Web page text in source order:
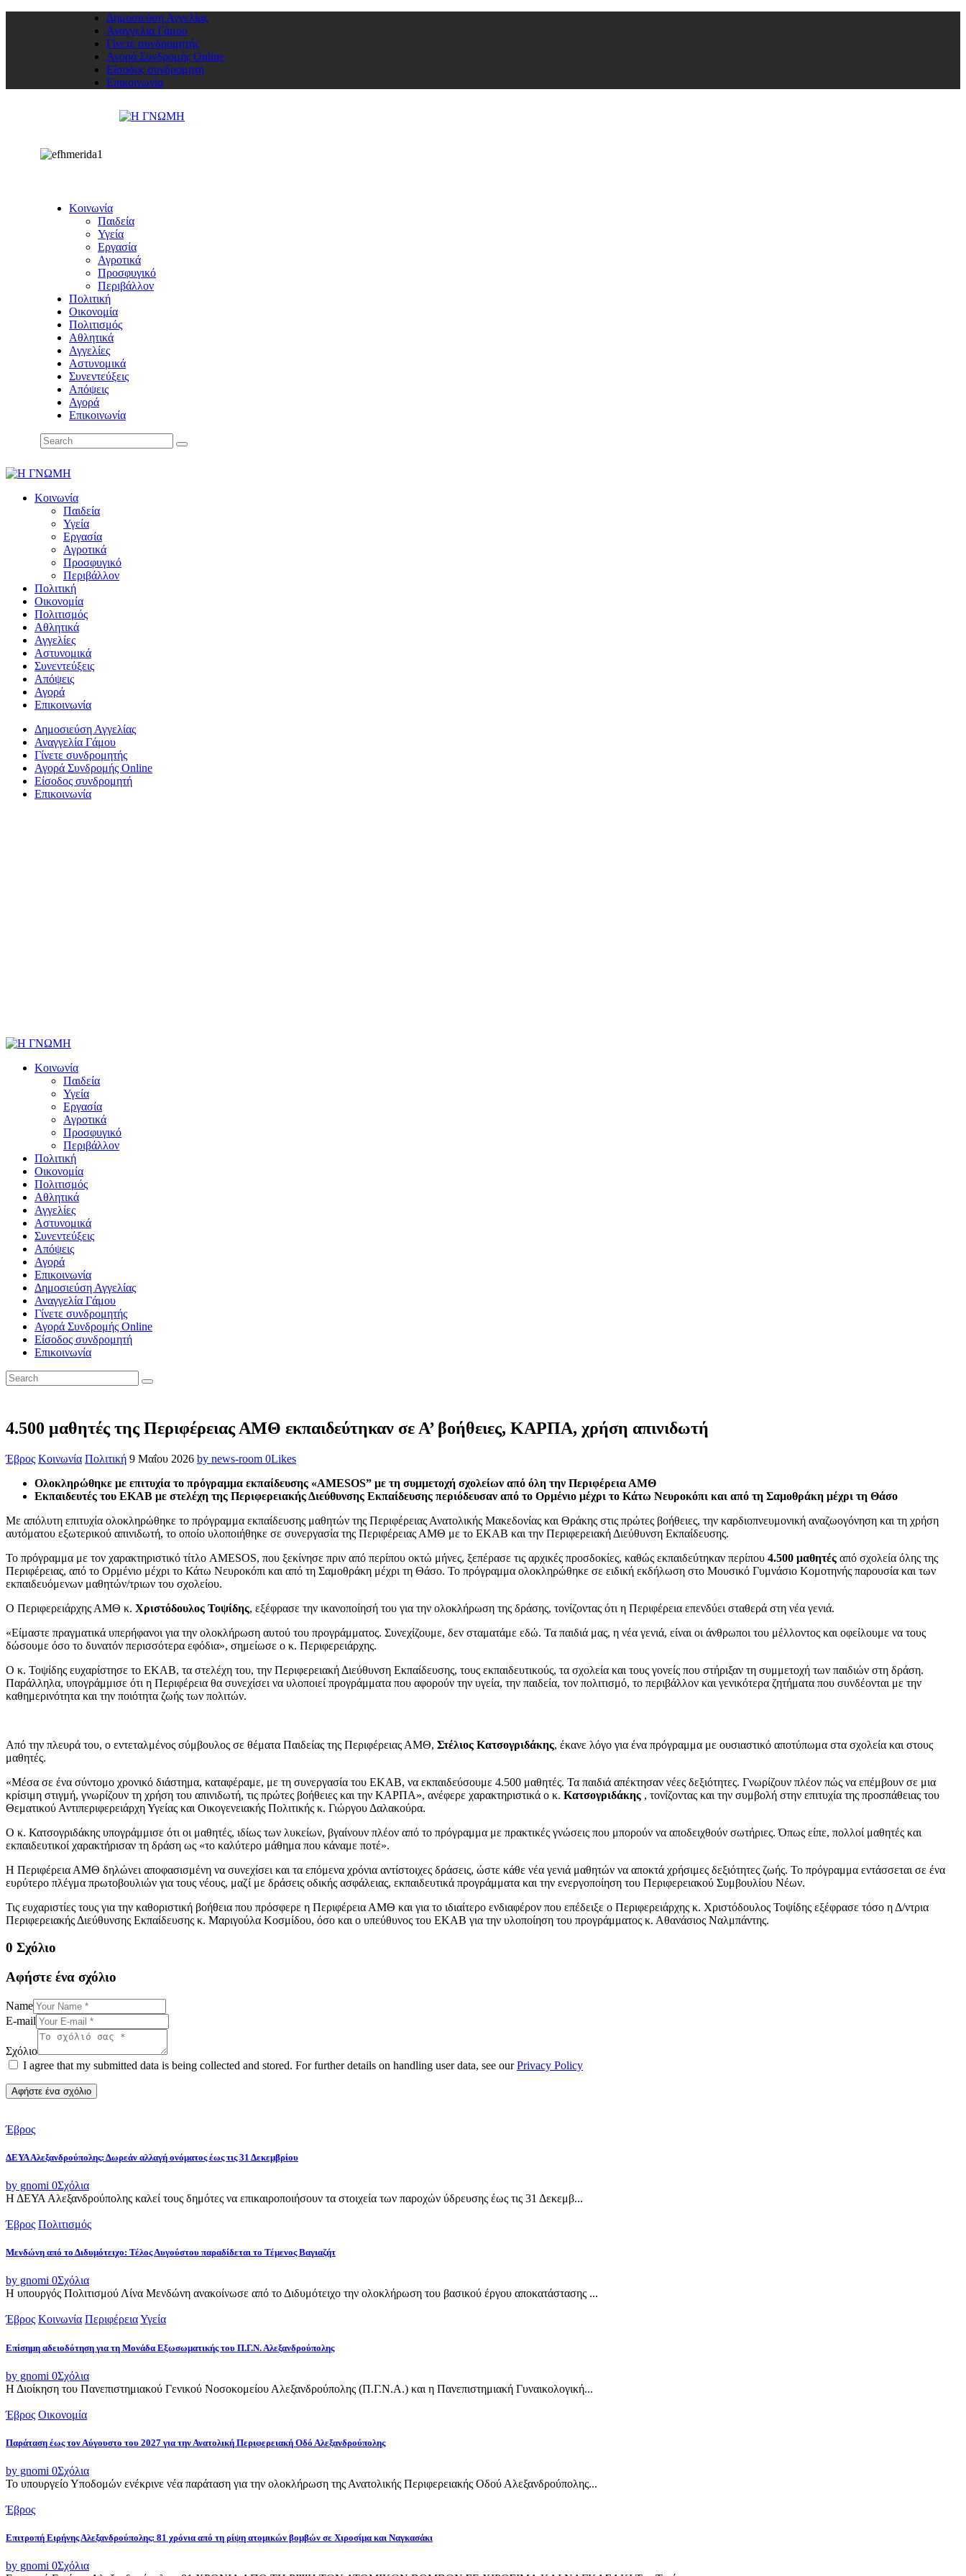
Δημοσιεύση Αγγελίας
Αναγγελία Γάμου
Γίνετε συνδρομητής
Αγορά Συνδρομής Online
Είσοδος συνδρομητή
Επικοινωνία
Κοινωνία
Παιδεία
Υγεία
Εργασία
Αγροτικά
Προσφυγικό
Περιβάλλον
Πολιτική
Οικονομία
Πολιτισμός
Αθλητικά
Αγγελίες
Αστυνομικά
Συνεντεύξεις
Απόψεις
Αγορά
Επικοινωνία
Κοινωνία
Παιδεία
Υγεία
Εργασία
Αγροτικά
Προσφυγικό
Περιβάλλον
Πολιτική
Οικονομία
Πολιτισμός
Αθλητικά
Αγγελίες
Αστυνομικά
Συνεντεύξεις
Απόψεις
Αγορά
Επικοινωνία
Δημοσιεύση Αγγελίας
Αναγγελία Γάμου
Γίνετε συνδρομητής
Αγορά Συνδρομής Online
Είσοδος συνδρομητή
Επικοινωνία
Κοινωνία
Παιδεία
Υγεία
Εργασία
Αγροτικά
Προσφυγικό
Περιβάλλον
Πολιτική
Οικονομία
Πολιτισμός
Αθλητικά
Αγγελίες
Αστυνομικά
Συνεντεύξεις
Απόψεις
Αγορά
Επικοινωνία
Δημοσιεύση Αγγελίας
Αναγγελία Γάμου
Γίνετε συνδρομητής
Αγορά Συνδρομής Online
Είσοδος συνδρομητή
Επικοινωνία
4.500 μαθητές της Περιφέρειας ΑΜΘ εκπαιδεύτηκαν σε Α’ βοήθειες, ΚΑΡΠΑ, χρήση απινιδωτή
Έβρος Κοινωνία Πολιτική 9 Μαΐου 2026 by news-room 0Likes
Ολοκληρώθηκε με επιτυχία το πρόγραμμα εκπαίδευσης «AMESOS” με τη συμμετοχή σχολείων από όλη την Περιφέρεια ΑΜΘ
Εκπαιδευτές του ΕΚΑΒ με στελέχη της Περιφερειακής Διεύθυνσης Εκπαίδευσης περιόδευσαν από το Ορμένιο μέχρι το Κάτω Νευροκόπι και από τη Σαμοθράκη μέχρι τη Θάσο
Με απόλυτη επιτυχία ολοκληρώθηκε το πρόγραμμα εκπαίδευσης μαθητών της Περιφέρειας Ανατολικής Μακεδονίας και Θράκης στις πρώτες βοήθειες, την καρδιοπνευμονική αναζωογόνηση και τη χρήση
αυτόματου εξωτερικού απινιδωτή, το οποίο υλοποιήθηκε σε συνεργασία της Περιφέρειας ΑΜΘ με το ΕΚΑΒ και την Περιφερειακή Διεύθυνση Εκπαίδευσης.
Το πρόγραμμα με τον χαρακτηριστικό τίτλο AMESOS, που ξεκίνησε πριν από περίπου οκτώ μήνες, ξεπέρασε τις αρχικές προσδοκίες, καθώς εκπαιδεύτηκαν περίπου 4.500 μαθητές από σχολεία όλης της
Περιφέρειας, από το Ορμένιο μέχρι το Κάτω Νευροκόπι και από τη Σαμοθράκη μέχρι τη Θάσο. Το πρόγραμμα ολοκληρώθηκε σε ειδική εκδήλωση στο Μουσικό Γυμνάσιο Κομοτηνής παρουσία και των
εκπαιδευόμενων μαθητών/τριων του σχολείου.
Ο Περιφερειάρχης ΑΜΘ κ. Χριστόδουλος Τοψίδης, εξέφρασε την ικανοποίησή του για την ολοκλήρωση της δράσης, τονίζοντας ότι η Περιφέρεια επενδύει σταθερά στη νέα γενιά.
«Είμαστε πραγματικά υπερήφανοι για την ολοκλήρωση αυτού του προγράμματος. Συνεχίζουμε, δεν σταματάμε εδώ. Τα παιδιά μας, η νέα γενιά, είναι οι άνθρωποι του μέλλοντος και οφείλουμε να τους
δώσουμε όσο το δυνατόν περισσότερα εφόδια», σημείωσε ο κ. Περιφερειάρχης.
Ο κ. Τοψίδης ευχαρίστησε το ΕΚΑΒ, τα στελέχη του, την Περιφερειακή Διεύθυνση Εκπαίδευσης, τους εκπαιδευτικούς, τα σχολεία και τους γονείς που στήριξαν τη συμμετοχή των παιδιών στη δράση.
Παράλληλα, υπογράμμισε ότι η Περιφέρεια θα συνεχίσει να υλοποιεί προγράμματα που αφορούν την υγεία, την παιδεία, τον πολιτισμό, το περιβάλλον και γενικότερα ζητήματα που συνδέονται με την
καθημερινότητα και την ποιότητα ζωής των πολιτών.
Από την πλευρά του, ο εντεταλμένος σύμβουλος σε θέματα Παιδείας της Περιφέρειας ΑΜΘ, Στέλιος Κατσογριδάκης, έκανε λόγο για ένα πρόγραμμα με ουσιαστικό αποτύπωμα στα σχολεία και στους
μαθητές.
«Μέσα σε ένα σύντομο χρονικό διάστημα, καταφέραμε, με τη συνεργασία του ΕΚΑΒ, να εκπαιδεύσουμε 4.500 μαθητές. Τα παιδιά απέκτησαν νέες δεξιότητες. Γνωρίζουν πλέον πώς να επέμβουν σε μια
κρίσιμη στιγμή, γνωρίζουν τη χρήση του απινιδωτή, τις πρώτες βοήθειες και την ΚΑΡΠΑ», ανέφερε χαρακτηριστικά ο κ. Κατσογριδάκης , τονίζοντας και την συμβολή στην επιτυχία της προσπάθειας του
Θεματικού Αντιπεριφερειάρχη Υγείας και Οικογενειακής Πολιτικής κ. Γιώργου Δαλακούρα.
Ο κ. Κατσογριδάκης υπογράμμισε ότι οι μαθητές, ιδίως των λυκείων, βγαίνουν πλέον από το πρόγραμμα με πρακτικές γνώσεις που μπορούν να αποδειχθούν σωτήριες. Όπως είπε, πολλοί μαθητές και
εκπαιδευτικοί χαρακτήρισαν τη δράση ως «το καλύτερο μάθημα που κάναμε ποτέ».
Η Περιφέρεια ΑΜΘ δηλώνει αποφασισμένη να συνεχίσει και τα επόμενα χρόνια αντίστοιχες δράσεις, ώστε κάθε νέα γενιά μαθητών να αποκτά χρήσιμες δεξιότητες ζωής. Το πρόγραμμα εντάσσεται σε ένα
ευρύτερο πλέγμα πρωτοβουλιών για τους νέους, μαζί με δράσεις οδικής ασφάλειας, εκπαιδευτικά προγράμματα και την ενεργοποίηση του Περιφερειακού Συμβουλίου Νέων.
Τις ευχαριστίες τους για την καθοριστική βοήθεια που πρόσφερε η Περιφέρεια ΑΜΘ και για το ιδιαίτερο ενδιαφέρον που επέδειξε ο Περιφερειάρχης κ. Χριστόδουλος Τοψίδης εξέφρασε τόσο η Δ/ντρια
Περιφερειακής Διεύθυνσης Εκπαίδευσης κ. Μαριγούλα Κοσμίδου, όσο και ο υπεύθυνος του ΕΚΑΒ για την υλοποίηση του προγράμματος κ. Αθανάσιος Ναλμπάντης.
0 Σχόλιο
Αφήστε ένα σχόλιο
Name
E-mail
Σχόλιο
I agree that my submitted data is being collected and stored. For further details on handling user data, see ourPrivacy Policy
Έβρος
ΔΕΥΑ Αλεξανδρούπολης: Δωρεάν αλλαγή ονόματος έως τις 31 Δεκεμβρίου
by gnomi 0Σχόλια
Η ΔΕΥΑ Αλεξανδρούπολης καλεί τους δημότες να επικαιροποιήσουν τα στοιχεία των παροχών ύδρευσης έως τις 31 Δεκεμβ...
Έβρος Πολιτισμός
Μενδώνη από το Διδυμότειχο: Τέλος Αυγούστου παραδίδεται το Τέμενος Βαγιαζήτ
by gnomi 0Σχόλια
Η υπουργός Πολιτισμού Λίνα Μενδώνη ανακοίνωσε από το Διδυμότειχο την ολοκλήρωση του βασικού έργου αποκατάστασης ...
Έβρος Κοινωνία ΠεριφέρειαΥγεία
Επίσημη αδειοδότηση για τη Μονάδα Εξωσωματικής του Π.Γ.Ν. Αλεξανδρούπολης
by gnomi 0Σχόλια
Η Διοίκηση του Πανεπιστημιακού Γενικού Νοσοκομείου Αλεξανδρούπολης (Π.Γ.Ν.Α.) και η Πανεπιστημιακή Γυναικολογική...
Έβρος Οικονομία
Παράταση έως τον Αύγουστο του 2027 για την Ανατολική Περιφερειακή Οδό Αλεξανδρούπολης
by gnomi 0Σχόλια
Το υπουργείο Υποδομών ενέκρινε νέα παράταση για την ολοκλήρωση της Ανατολικής Περιφερειακής Οδού Αλεξανδρούπολης...
Έβρος
Επιτροπή Ειρήνης Αλεξανδρούπολης: 81 χρόνια από τη ρίψη ατομικών βομβών σε Χιροσίμα και Ναγκασάκι
by gnomi 0Σχόλια